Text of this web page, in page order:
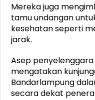
Mereka juga
tamu undangan
kesehatan seperti
jarak.
Asep
mengatakan
Bandarlampung
secara dekat